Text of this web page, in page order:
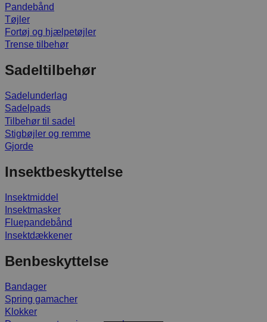
Pandebånd
Tøjler
Fortøj og hjælpetøjler
Trense tilbehør
Sadeltilbehør
Sadelunderlag
Sadelpads
Tilbehør til sadel
Stigbøjler og remme
Gjorde
Insektbeskyttelse
Insektmiddel
Insektmasker
Fluepandebånd
Insektdækkener
Benbeskyttelse
Bandager
Spring gamacher
Klokker